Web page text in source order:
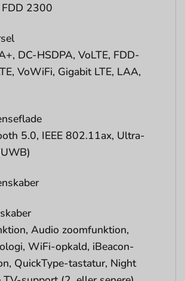
2300
DC-HSDPA, VoLTE, FDD-
VoWiFi, Gigabit LTE, LAA,
5.0, IEEE 802.11ax, Ultra-
Audio zoomfunktion,
WiFi-opkald, iBeacon-
QuickType-tastatur, Night